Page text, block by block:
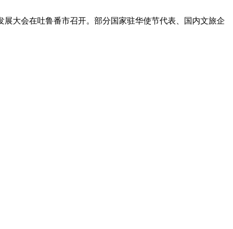
大会在吐鲁番市召开。部分国家驻华使节代表、国内文旅企